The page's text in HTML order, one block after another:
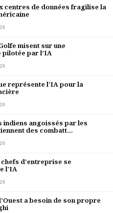
centres de données fragilise la
misent sur une
pilotée par l’IA
représente l'IA pour la
indiens angoissés par les
des combatt...
d'entreprise se
l'IA
a besoin de son propre